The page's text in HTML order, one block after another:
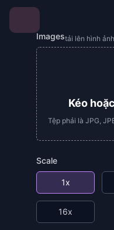
Imagestải lên hình
Kéo
Tệp phải là JPG,
Scale
1x
16x